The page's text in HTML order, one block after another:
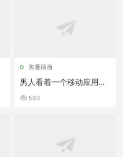
矢量插画
男人看着一个移动应用程
580